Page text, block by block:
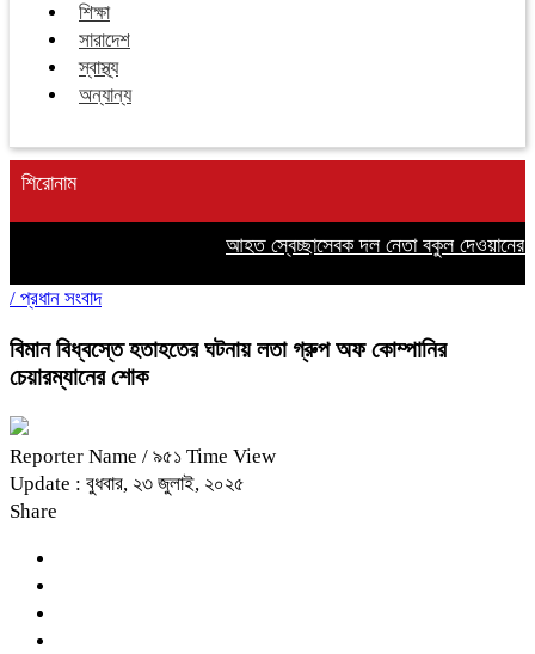
শিক্ষা
সারাদেশ
স্বাস্থ্য
অন্যান্য
শিরোনাম
আহত স্বেচ্ছাসেবক দল নেতা বকুল দেওয়ানের
/ প্রধান সংবাদ
বিমান বিধ্বস্তে হতাহতের ঘটনায় লতা গ্রুপ অফ কোম্পানির
চেয়ারম্যানের শোক
Reporter Name / ৯৫১ Time View
Update : বুধবার, ২৩ জুলাই, ২০২৫
Share